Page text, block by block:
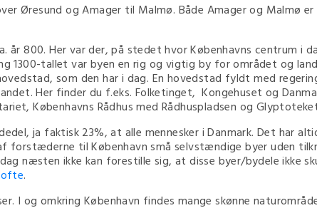
Øresund og Amager til Malmø. Både Amager og Malmø
800. Her var der, på stedet hvor Københavns centrum i
1300-tallet var byen en rig og vigtig by for området og
som den har i dag. En hovedstad fyldt med
Her finder du f.eks. Folketinget, Kongehuset og
Københavns Rådhus med Rådhuspladsen og
ja faktisk 23%, at alle mennesker i Danmark. Det
forstæderne til København små selvstændige byer uden
næsten ikke kan forestille sig, at disse byer/bydele ikke
.
I og omkring København findes mange skønne